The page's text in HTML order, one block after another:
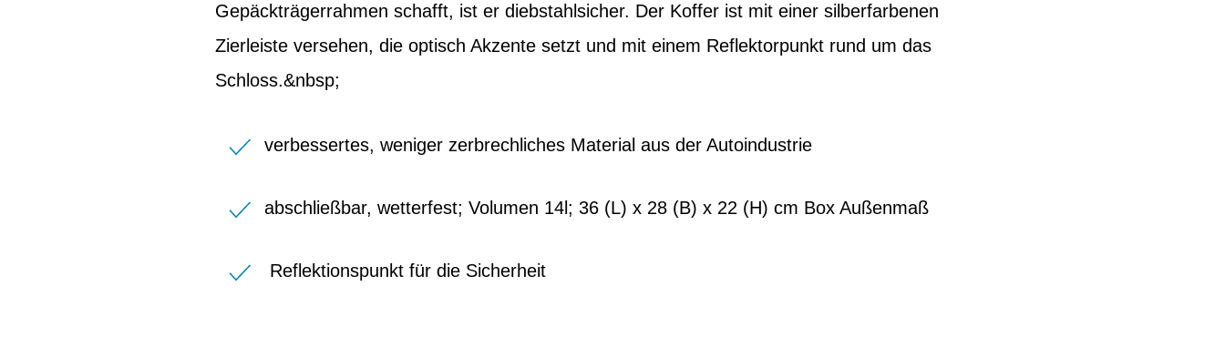
Gepäckträgerrahmen schafft, ist er diebstahlsicher. Der Koffer ist mit einer silberfarbenen
Zierleiste versehen, die optisch Akzente setzt und mit einem Reflektorpunkt rund um das
Schloss.&nbsp;
verbessertes, weniger zerbrechliches Material aus der Autoindustrie
abschließbar, wetterfest; Volumen 14l; 36 (L) x 28 (B) x 22 (H) cm Box Außenmaß
Reflektionspunkt für die Sicherheit